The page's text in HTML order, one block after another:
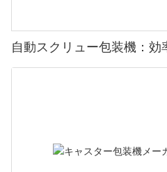
自動スクリュー包装機：効